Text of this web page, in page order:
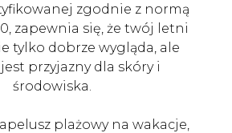
zgodnie z normą
zapewnia się, że twój letni
tylko dobrze wygląda, ale
przyjazny dla skóry i
środowiska.
plażowy na wakacje,